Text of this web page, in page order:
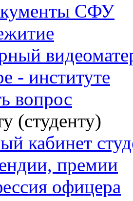
СФУ
- институте
вопрос
(студенту)
кабинет
премии
офицера